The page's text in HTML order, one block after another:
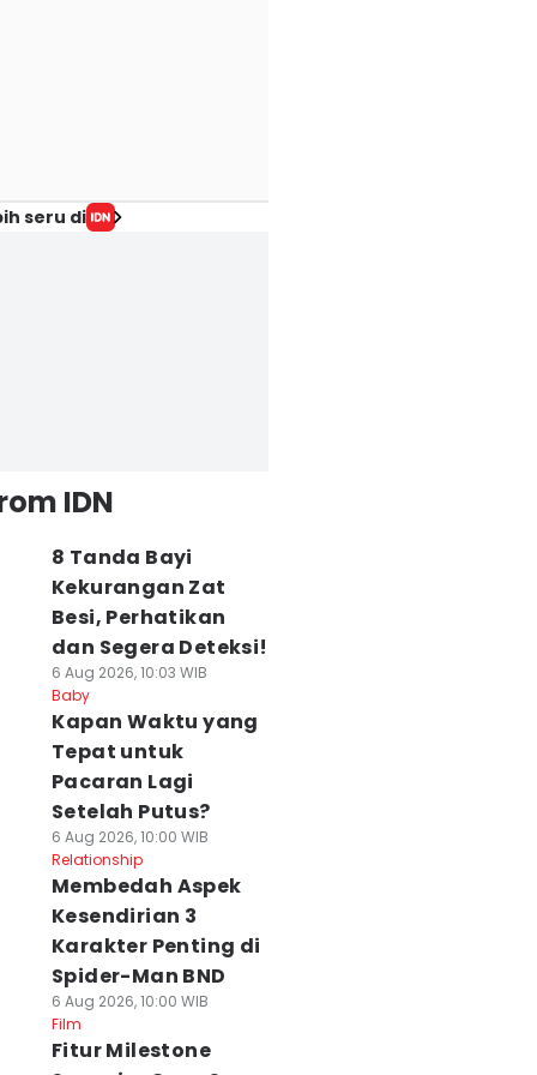
seru di
IDN
8 Tanda Bayi
Kekurangan Zat
Besi, Perhatikan
dan Segera Deteksi!
6 Aug 2026, 10:03 WIB
Baby
⁠Kapan Waktu yang
Tepat untuk
Pacaran Lagi
Setelah Putus?
6 Aug 2026, 10:00 WIB
Relationship
Membedah Aspek
Kesendirian 3
Karakter Penting di
Spider-Man BND
6 Aug 2026, 10:00 WIB
Film
Fitur Milestone